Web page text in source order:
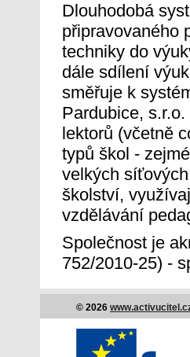
Dlouhodobá
připravovaného
techniky do
dále sdílení
směřuje k
Pardubice,
lektorů (včetně
typů škol -
velkých
školství,
vzdělávání
Společnost je
752/2010-25) -
© 2026